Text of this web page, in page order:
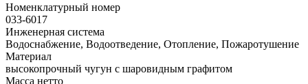
Номенклатурный номер
033-6017
Инженерная система
Водоснабжение, Водоотведение, Отопление, Пожаротушение
Материал
высокопрочный чугун с шаровидным графитом
Масса нетто